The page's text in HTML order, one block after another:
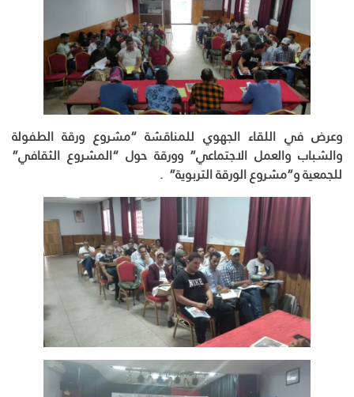
وعرض في اللقاء الجهوي للمناقشة “مشروع ورقة الطفولة
والشباب والعمل الاجتماعي” وورقة حول “المشروع الثقافي”
للجمعية و”مشروع الورقة التربوية” .